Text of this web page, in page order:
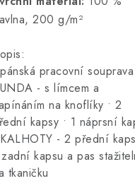
200 g/m²
pánská pracovní souprava
- s límcem a
na knoflíky • 2
kapsy • 1 náprsní
KALHOTY - 2 přední
kapsu a pas
tkaničku